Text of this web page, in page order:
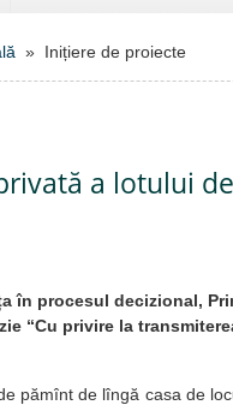
» Inițiere de proiecte
a lotului de
în procesul decizional,
“Cu privire la
pămînt de lîngă casa de